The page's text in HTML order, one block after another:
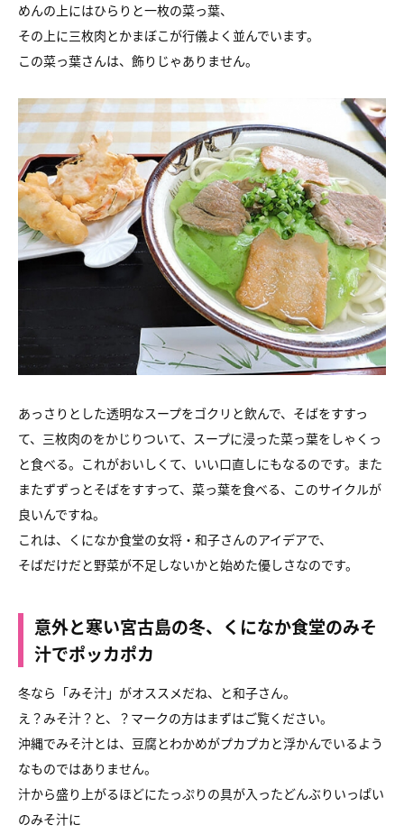
めんの上にはひらりと一枚の菜っ葉、
その上に三枚肉とかまぼこが行儀よく並んでいます。
この菜っ葉さんは、飾りじゃありません。
あっさりとした透明なスープをゴクリと飲んで、そばをすすっ
て、三枚肉のをかじりついて、スープに浸った菜っ葉をしゃくっ
と食べる。これがおいしくて、いい口直しにもなるのです。また
またずずっとそばをすすって、菜っ葉を食べる、このサイクルが
良いんですね。
これは、くになか食堂の女将・和子さんのアイデアで、
そばだけだと野菜が不足しないかと始めた優しさなのです。
意外と寒い宮古島の冬、くになか食堂のみそ
汁でポッカポカ
冬なら「みそ汁」がオススメだね、と和子さん。
え？みそ汁？と、？マークの方はまずはご覧ください。
沖縄でみそ汁とは、豆腐とわかめがプカプカと浮かんでいるよう
なものではありません。
汁から盛り上がるほどにたっぷりの具が入ったどんぶりいっぱい
のみそ汁に